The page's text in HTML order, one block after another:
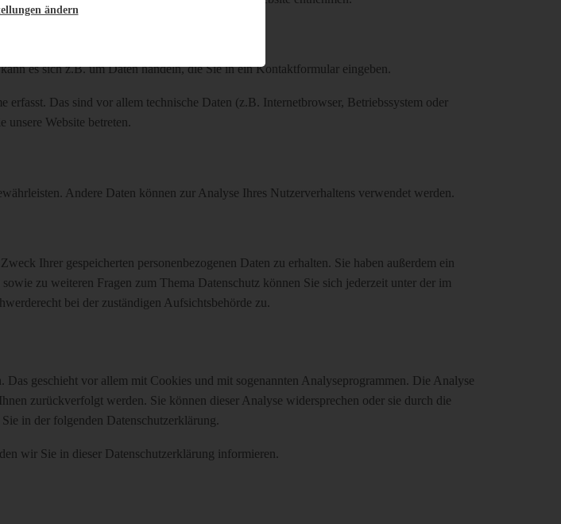
es sich z.B. um Daten handeln, die Sie in ein Kontaktformular eingeben.
Das sind vor allem technische Daten (z.B. Internetbrowser, Betriebssystem oder
unsere Website betreten.
Andere Daten können zur Analyse Ihres Nutzerverhaltens verwendet werden.
Ihrer gespeicherten personenbezogenen Daten zu erhalten. Sie haben außerdem ein
zu weiteren Fragen zum Thema Datenschutz können Sie sich jederzeit unter der im
bei der zuständigen Aufsichtsbehörde zu.
geschieht vor allem mit Cookies und mit sogenannten Analyseprogrammen. Die Analyse
zurückverfolgt werden. Sie können dieser Analyse widersprechen oder sie durch die
in der folgenden Datenschutzerklärung.
wir Sie in dieser Datenschutzerklärung informieren.
ändern